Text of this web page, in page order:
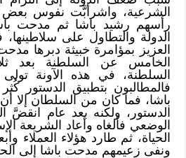
الشرعية، واشرأبَّت نفوس بعض
رأسهم رشيد باشا ثم مدحت
الدولة والتطاول على
العزيز بمؤامرة خبيثة دبرها
الخامس عن السلطنة بعد
السلطنة، في هذه الآونة
فالمطالبون بتطبيق الدستور
باشا، فما كان من السلطان إلا
الدستور، ولكنه بعد عام انقضَّ
الوضعي فألغاه وأعاد الشريعة
الحياة، ثم طارد هؤلاء العملاء
ونفى زعيمهم مدحت باشا إلى